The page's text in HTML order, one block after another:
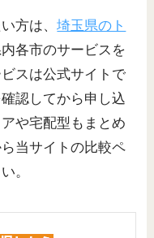
方は、埼玉県のト
各市のサービスを
スは公式サイトで
認してから申し込
や宅配型もまとめ
当サイトの比較ペ
。